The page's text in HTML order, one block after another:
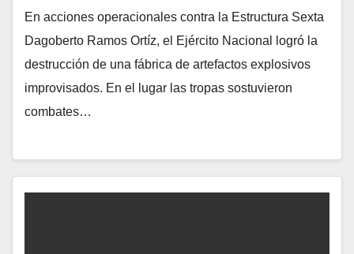
En acciones operacionales contra la Estructura Sexta
Dagoberto Ramos Ortíz, el Ejército Nacional logró la
destrucción de una fábrica de artefactos explosivos
improvisados. En el lugar las tropas sostuvieron
combates…